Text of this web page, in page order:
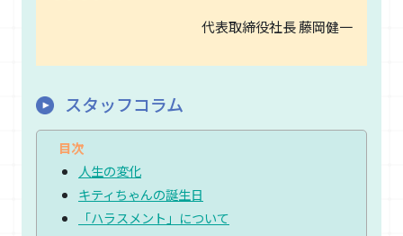
代表取締役社長 藤岡健一
スタッフコラム
人生の変化
キティちゃんの誕生日
「ハラスメント」について